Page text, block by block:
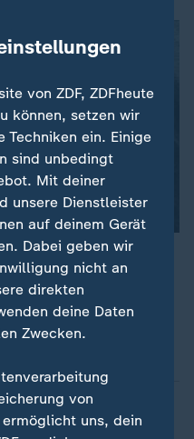
in der Ostsee für die
Eingesetzt
Ultraschallbilder und
Tonnen Rohöl
von ZDF, ZDFheute
können, setzen wir
Techniken ein. Einige
sind unbedingt
Mit deiner
unsere Dienstleister
auf deinem Gerät
Dabei geben wir
nicht an
direkten
deine Daten
Zwecken.
von
uns, dein